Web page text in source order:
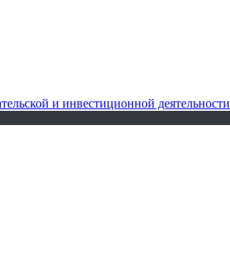
и инвестиционной деятельности